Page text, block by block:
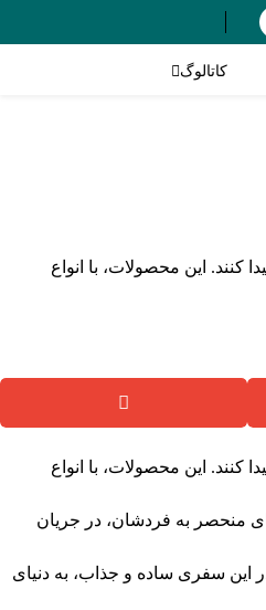
کاتالوگ
کنند. این محصولات، با انواع
کنند. این محصولات، با انواع
منحصر به فردشان، در جریان
در این سفری ساده و جذاب، به دنیای